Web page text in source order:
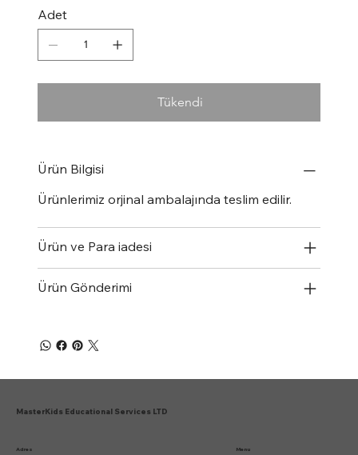
Adet
Tükendi
Ürün Bilgisi
Ürünlerimiz orjinal ambalajında teslim edilir.
Ürün ve Para iadesi
Ürün Gönderimi
MasterKids Educational Services LTD
Adres Menu